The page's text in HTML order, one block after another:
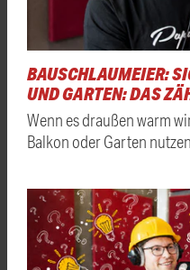
BAUSCHLAUMEIER:
UND GARTEN: DAS
Wenn es draußen warm
Balkon oder Garten